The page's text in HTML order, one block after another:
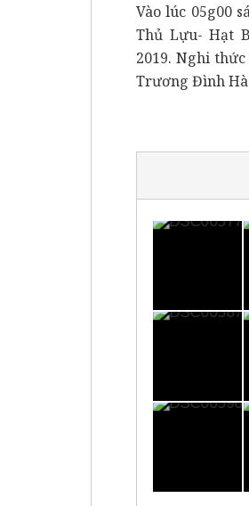
Vào lúc 05g00
Thủ Lựu- Hạt
2019. Nghi
Trương Đình Hà